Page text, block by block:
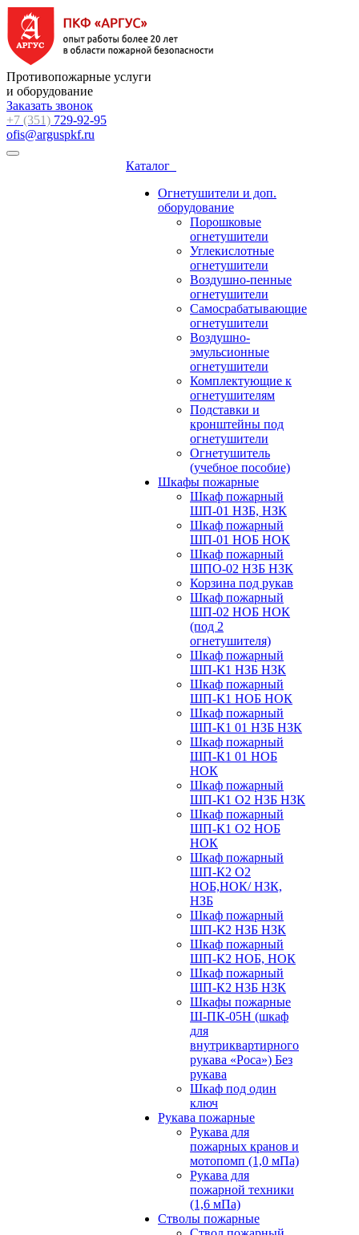
Противопожарные услуги
и оборудование
Заказать звонок
+7 (351) 729-92-95
ofis@arguspkf.ru
Каталог
Огнетушители и доп.
оборудование
Порошковые
огнетушители
Углекислотные
огнетушители
Воздушно-пенные
огнетушители
Самосрабатывающие
огнетушители
Воздушно-
эмульсионные
огнетушители
Комплектующие к
огнетушителям
Подставки и
кронштейны под
огнетушители
Огнетушитель
(учебное пособие)
Шкафы пожарные
Шкаф пожарный
ШП-01 НЗБ, НЗК
Шкаф пожарный
ШП-01 НОБ НОК
Шкаф пожарный
ШПО-02 НЗБ НЗК
Корзина под рукав
Шкаф пожарный
ШП-02 НОБ НОК
(под 2
огнетушителя)
Шкаф пожарный
ШП-К1 НЗБ НЗК
Шкаф пожарный
ШП-К1 НОБ НОК
Шкаф пожарный
ШП-К1 01 НЗБ НЗК
Шкаф пожарный
ШП-К1 01 НОБ
НОК
Шкаф пожарный
ШП-К1 О2 НЗБ НЗК
Шкаф пожарный
ШП-К1 О2 НОБ
НОК
Шкаф пожарный
ШП-К2 О2
НОБ,НОК/ НЗК,
НЗБ
Шкаф пожарный
ШП-К2 НЗБ НЗК
Шкаф пожарный
ШП-К2 НОБ, НОК
Шкаф пожарный
ШП-К2 НЗБ НЗК
Шкафы пожарные
Ш-ПК-05Н (шкаф
для
внутриквартирного
рукава «Роса») Без
рукава
Шкаф под один
ключ
Рукава пожарные
Рукава для
пожарных кранов и
мотопомп (1,0 мПа)
Рукава для
пожарной техники
(1,6 мПа)
Стволы пожарные